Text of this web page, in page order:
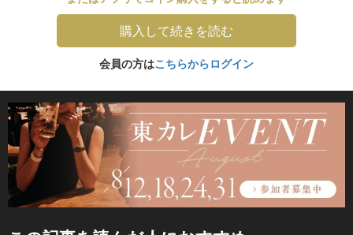
購入して続きを読む
会員の方はこちらからログイン